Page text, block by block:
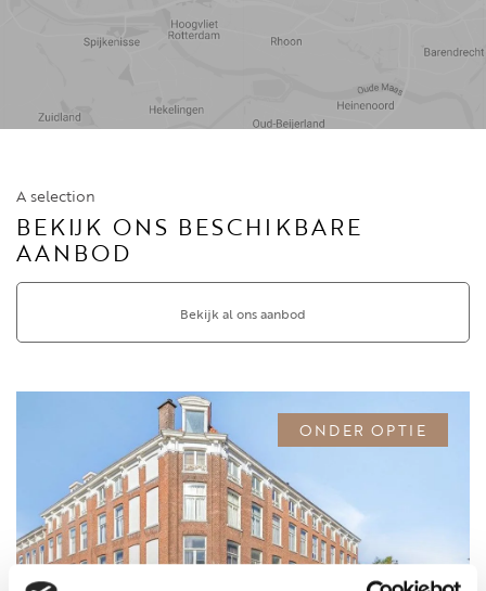
Voorzieningen
A selection
BEKIJK ONS BESCHIKBARE
AANBOD
Bekijk al ons aanbod
ONDER OPTIE